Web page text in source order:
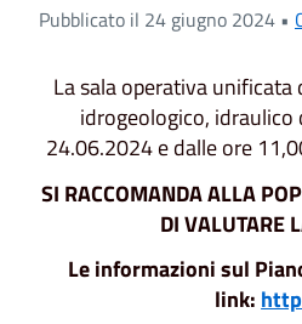
Pubblicato il 24 giugno 2024 •
La sala operativa
idrogeologico,
24.06.2024 e dalle ore
SI RACCOMANDA ALLA
DI VALUTARE
Le informazioni sul
link: